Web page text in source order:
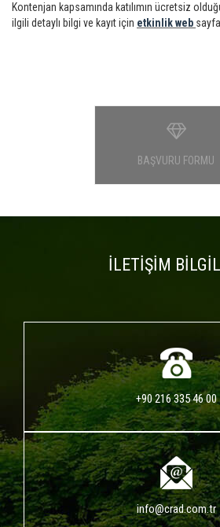
Kontenjan kapsamında katılımın ücretsiz
ilgili detaylı bilgi ve kayıt için etkinlik web
BAŞVURU FORMU
İLETİŞİM
+90 216 335 46 00
info@crad.com.tr